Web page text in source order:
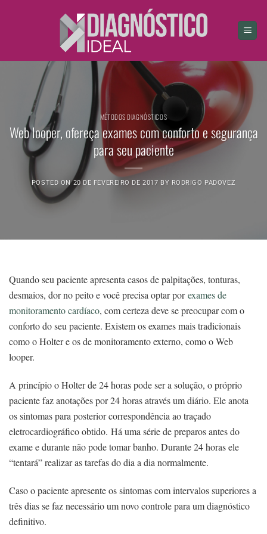
MÉTODOS DIAGNÓSTICOS
Web looper, ofereça exames com conforto e segurança
para seu paciente
POSTED ON20 DE FEVEREIRO DE 2017 BY RODRIGO PADOVEZ
Quando seu paciente apresenta casos de palpitações, tonturas,
desmaios, dor no peito e você precisa optar por exames de
monitoramento cardíaco, com certeza deve se preocupar com o
conforto do seu paciente. Existem os exames mais tradicionais
como o Holter e os de monitoramento externo, como o Web
looper.
A princípio o Holter de 24 horas pode ser a solução, o próprio
paciente faz anotações por 24 horas através um diário. Ele anota
os sintomas para posterior correspondência ao traçado
eletrocardiográfico obtido. Há uma série de preparos antes do
exame e durante não pode tomar banho. Durante 24 horas ele
“tentará” realizar as tarefas do dia a dia normalmente.
Caso o paciente apresente os sintomas com intervalos superiores a
três dias se faz necessário um novo controle para um diagnóstico
definitivo.